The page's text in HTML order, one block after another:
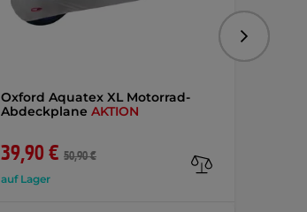
Oxford Aquatex XL Motorrad-
Abdeckplane AKTION
39,90 € 50,90 €
auf Lager
Folgend